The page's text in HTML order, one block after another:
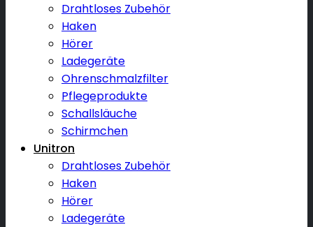
Drahtloses Zubehör
Haken
Hörer
Ladegeräte
Ohrenschmalzfilter
Pflegeprodukte
Schallsläuche
Schirmchen
Unitron
Drahtloses Zubehör
Haken
Hörer
Ladegeräte